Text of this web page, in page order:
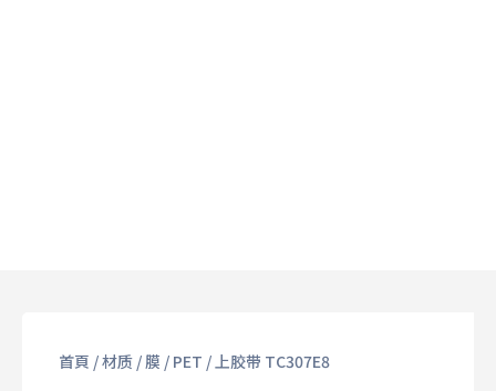
首頁 /材质/ 膜 / PET / 上胶带 TC307E8